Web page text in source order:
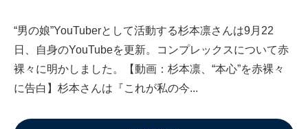
“男の娘”YouTuberとして活動する杉本凛さんは9月22
日、自身のYouTubeを更新。コンプレックスについて赤
裸々に明かしました。【動画：杉本凛、“本心”を赤裸々
に告白】杉本さんは『これが私の今...